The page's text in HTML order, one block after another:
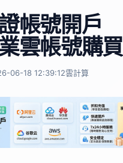
帳號開戶
雲帳號購買
06-18 12:39:12雲計算